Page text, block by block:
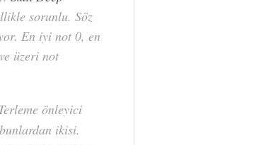
sorunlu. Söz
En iyi not 0, en
üzeri not
önleyici
bunlardan ikisi.